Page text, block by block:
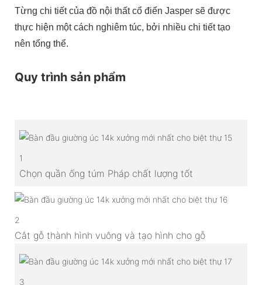
Từng chi tiết của đồ nội thất cổ điển Jasper sẽ được
thực hiện một cách nghiêm túc, bởi nhiều chi tiết tạo
nên tổng thể.
Quy trình sản phẩm
1
Chọn quần ống túm Pháp chất lượng tốt
2
Cắt gỗ thành hình vuông và tạo hình cho gỗ
3